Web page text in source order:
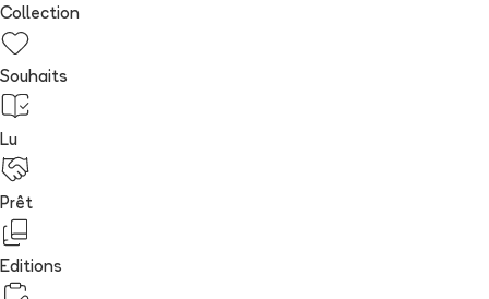
Collection
Souhaits
Lu
Prêt
Editions